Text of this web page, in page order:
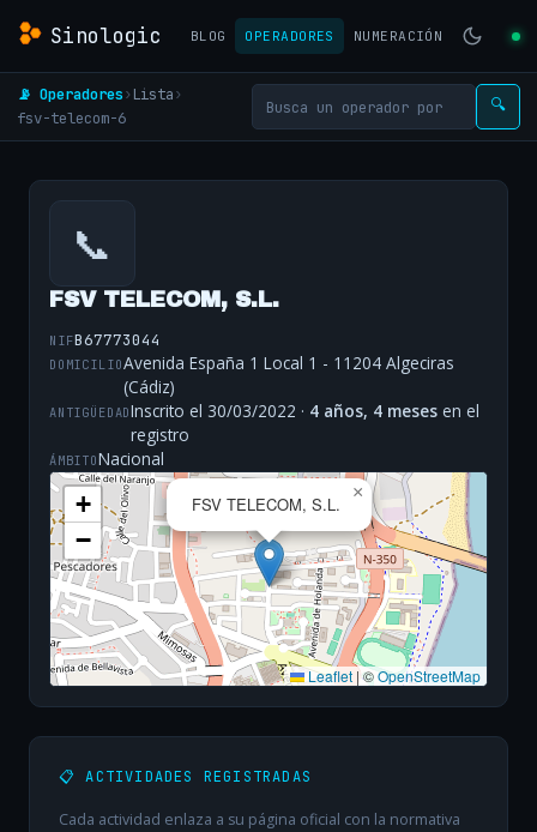
Sinologic BLOG OPERADORES NUMERACIÓN
📡 Operadores› Lista›
fsv-telecom-6
🔍
📞
FSV TELECOM, S.L.
NIFB67773044
DOMICILIOAvenida España 1 Local 1 - 11204 Algeciras
(Cádiz)
ANTIGÜEDADInscrito el 30/03/2022 · 4 años, 4 meses en el
registro
ÁMBITONacional
FSV TELECOM, S.L.
×
+
−
Leaflet |©OpenStreetMap
📋 ACTIVIDADES REGISTRADAS
Cada actividad enlaza a su página oficial con la normativa